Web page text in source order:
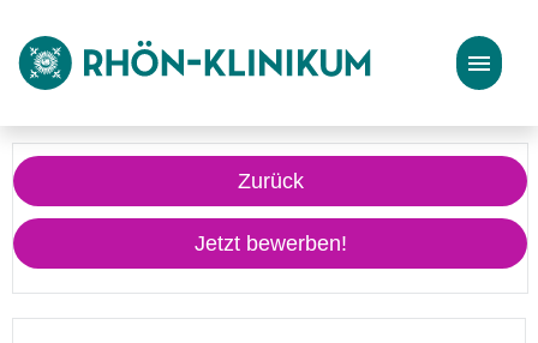
Stellenangebote
Bewerbungstipps
Zurück
Jetzt bewerben!